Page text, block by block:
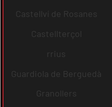
Castellví de Rosanes
Castellterçol
rrius
Guardiola de Berguedà
Granollers